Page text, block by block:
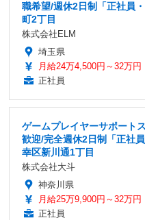
職希望/週休2日制「正社員
町2丁目
株式会社ELM
埼玉県
月給24万4,500円～32万円
正社員
ゲームプレイヤーサポート
歓迎/完全週休2日制「正社
幸区新川通1丁目
株式会社大斗
神奈川県
月給25万9,900円～32万円
正社員